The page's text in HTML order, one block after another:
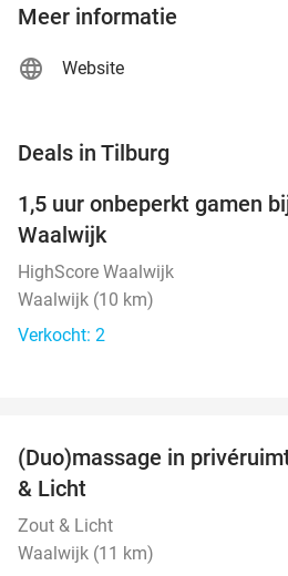
Meer informatie
Website
Deals in Tilburg
TODAY
1,5 uur onbeperkt gamen
Waalwijk
HighScore Waalwijk
Waalwijk (10 km)
Verkocht: 2
(Duo)massage in
& Licht
Zout & Licht
Waalwijk (11 km)